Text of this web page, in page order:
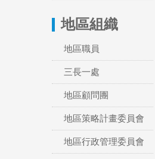
地區組織
地區職員
三長一處
地區顧問團
地區策略計畫委員會
地區行政管理委員會